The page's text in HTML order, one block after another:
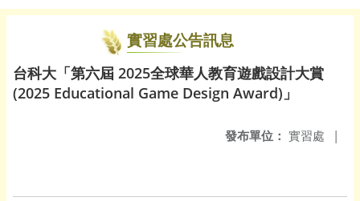
實習處公告訊息
台科大「第六屆 2025全球華人教育遊戲設計大賞
(2025 Educational Game Design Award)」
發布單位： 實習處 |